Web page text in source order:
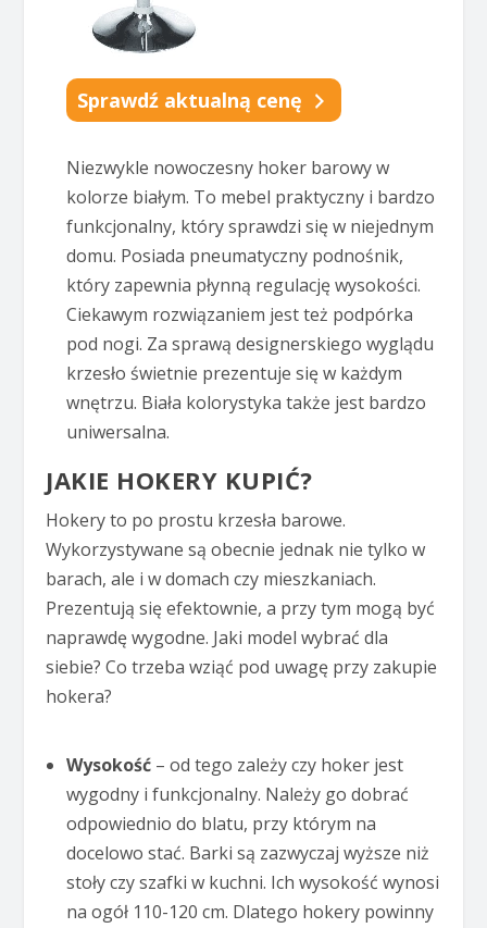
Sprawdź aktualną cenę
Niezwykle nowoczesny hoker barowy w
kolorze białym. To mebel praktyczny i bardzo
funkcjonalny, który sprawdzi się w niejednym
domu. Posiada pneumatyczny podnośnik,
który zapewnia płynną regulację wysokości.
Ciekawym rozwiązaniem jest też podpórka
pod nogi. Za sprawą designerskiego wyglądu
krzesło świetnie prezentuje się w każdym
wnętrzu. Biała kolorystyka także jest bardzo
uniwersalna.
JAKIE HOKERY KUPIĆ?
Hokery to po prostu krzesła barowe.
Wykorzystywane są obecnie jednak nie tylko w
barach, ale i w domach czy mieszkaniach.
Prezentują się efektownie, a przy tym mogą być
naprawdę wygodne. Jaki model wybrać dla
siebie? Co trzeba wziąć pod uwagę przy zakupie
hokera?
Wysokość– od tego zależy czy hoker jest
wygodny i funkcjonalny. Należy go dobrać
odpowiednio do blatu, przy którym na
docelowo stać. Barki są zazwyczaj wyższe niż
stoły czy szafki w kuchni. Ich wysokość wynosi
na ogół 110-120 cm. Dlatego hokery powinny